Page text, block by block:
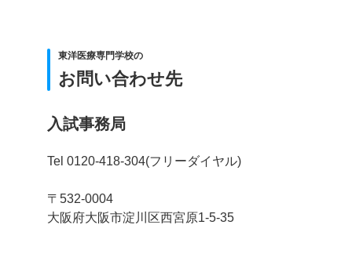
東洋医療専門学校の
お問い合わせ先
入試事務局
Tel 0120-418-304(フリーダイヤル)
〒532-0004
大阪府大阪市淀川区西宮原1-5-35